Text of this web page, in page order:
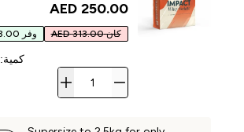
250.00 AED‎
كان 313.00 AED وفر 63.00 AED
كمية: